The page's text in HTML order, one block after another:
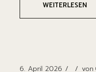
WEITERLESEN
6. April 2026 von